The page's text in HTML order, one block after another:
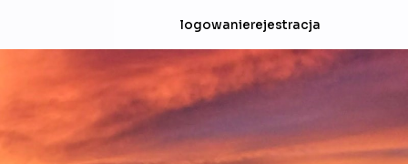
logowanierejestracja